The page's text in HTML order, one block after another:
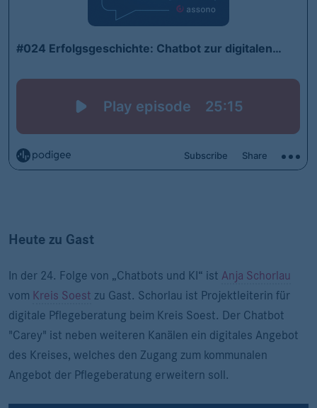
Heute zu Gast
In der 24. Folge von „Chatbots und KI“ ist Anja Schorlau
vom Kreis Soest zu Gast. Schorlau ist Projektleiterin für
digitale Pflegeberatung beim Kreis Soest. Der Chatbot
"Carey" ist neben weiteren Kanälen ein digitales Angebot
des Kreises, welches den Zugang zum kommunalen
Angebot der Pflegeberatung erweitern soll.